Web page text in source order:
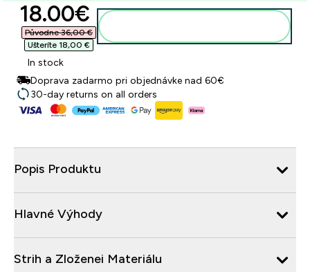
discounted price
18.00€‎
Původne 36,00 €‎
Ušteríte 18,00 €‎
In stock
Doprava zadarmo pri objednávke nad 60€
30-day returns on all orders
Popis Produktu
Hlavné Výhody
Strih a Zloženei Materiálu